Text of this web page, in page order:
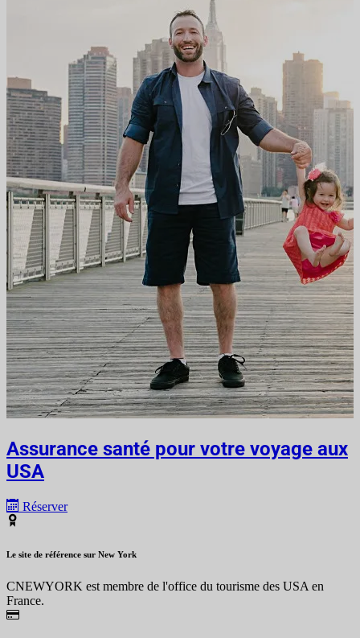
Assurance santé pour votre voyage aux
USA
Réserver
Le site de référence sur New York
CNEWYORK est membre de l'office du tourisme des USA en
France.